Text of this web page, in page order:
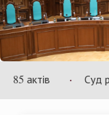
Суд
України
актів Суд